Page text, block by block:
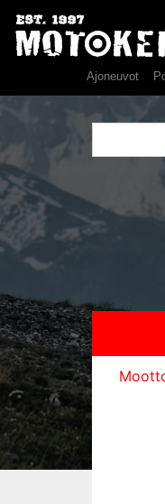
Ajoneuvot